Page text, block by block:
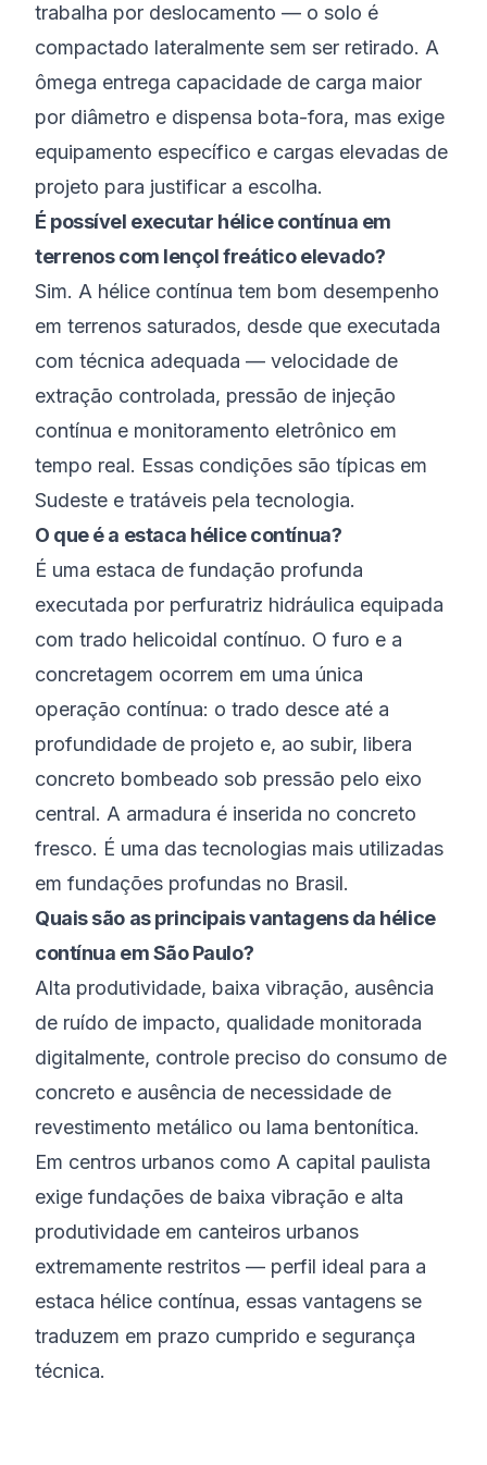
trabalha por deslocamento — o solo é
compactado lateralmente sem ser retirado. A
ômega entrega capacidade de carga maior
por diâmetro e dispensa bota-fora, mas exige
equipamento específico e cargas elevadas de
projeto para justificar a escolha.
É possível executar hélice contínua em
terrenos com lençol freático elevado?
Sim. A hélice contínua tem bom desempenho
em terrenos saturados, desde que executada
com técnica adequada — velocidade de
extração controlada, pressão de injeção
contínua e monitoramento eletrônico em
tempo real. Essas condições são típicas em
Sudeste e tratáveis pela tecnologia.
O que é a estaca hélice contínua?
É uma estaca de fundação profunda
executada por perfuratriz hidráulica equipada
com trado helicoidal contínuo. O furo e a
concretagem ocorrem em uma única
operação contínua: o trado desce até a
profundidade de projeto e, ao subir, libera
concreto bombeado sob pressão pelo eixo
central. A armadura é inserida no concreto
fresco. É uma das tecnologias mais utilizadas
em fundações profundas no Brasil.
Quais são as principais vantagens da hélice
contínua em São Paulo?
Alta produtividade, baixa vibração, ausência
de ruído de impacto, qualidade monitorada
digitalmente, controle preciso do consumo de
concreto e ausência de necessidade de
revestimento metálico ou lama bentonítica.
Em centros urbanos como A capital paulista
exige fundações de baixa vibração e alta
produtividade em canteiros urbanos
extremamente restritos — perfil ideal para a
estaca hélice contínua, essas vantagens se
traduzem em prazo cumprido e segurança
técnica.